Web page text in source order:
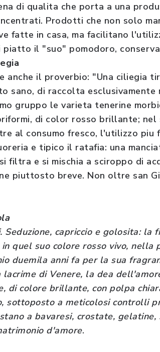
di qualita che porta a una
Prodotti che non solo
fatte in casa, ma facilitano
piatto il "suo" pomodoro,
anche il proverbio: "Una ciliegia
sano, di raccolta esclusivamente
gruppo le varieta tenerine
di color rosso brillante;
al consumo fresco, l'utilizzo
e tipico il ratafia: una
filtra e si mischia a sciroppo di
piuttosto breve. Non oltre san
Seduzione, capriccio e golosita:
quel suo colore rosso vivo, nella
duemila anni fa per la sua
di Venere, la dea
di colore brillante, con polpa
sottoposto a meticolosi controlli
a bavaresi, crostate, gelatine,
d'amore.